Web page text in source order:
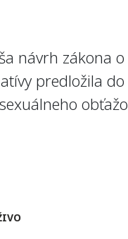
návrh zákona o
predložila